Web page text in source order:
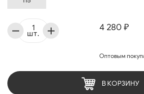
4 280 ₽
Оптовым
шт.
В КОРЗИНУ